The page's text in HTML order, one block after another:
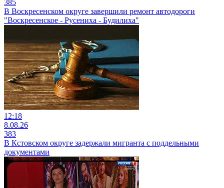
385
В Воскресенском округе завершили ремонт автодороги
"Воскресенское - Русениха - Будилиха"
12:18
8.08.26
383
В Кстовском округе задержали мигранта с поддельными
документами